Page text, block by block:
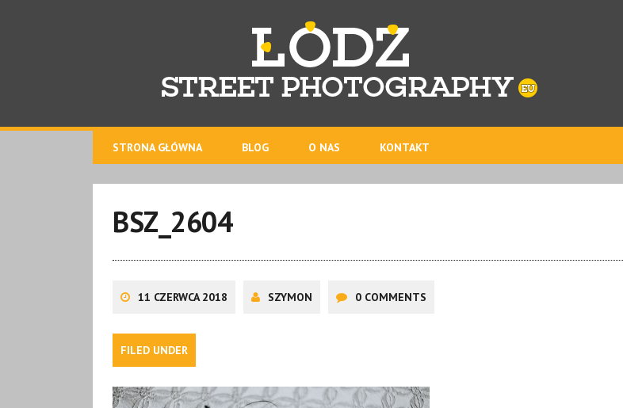
STRONA GŁÓWNA BLOG O NAS KONTAKT
BSZ_2604
11 CZERWCA 2018 SZYMON 0 COMMENTS
FILED UNDER